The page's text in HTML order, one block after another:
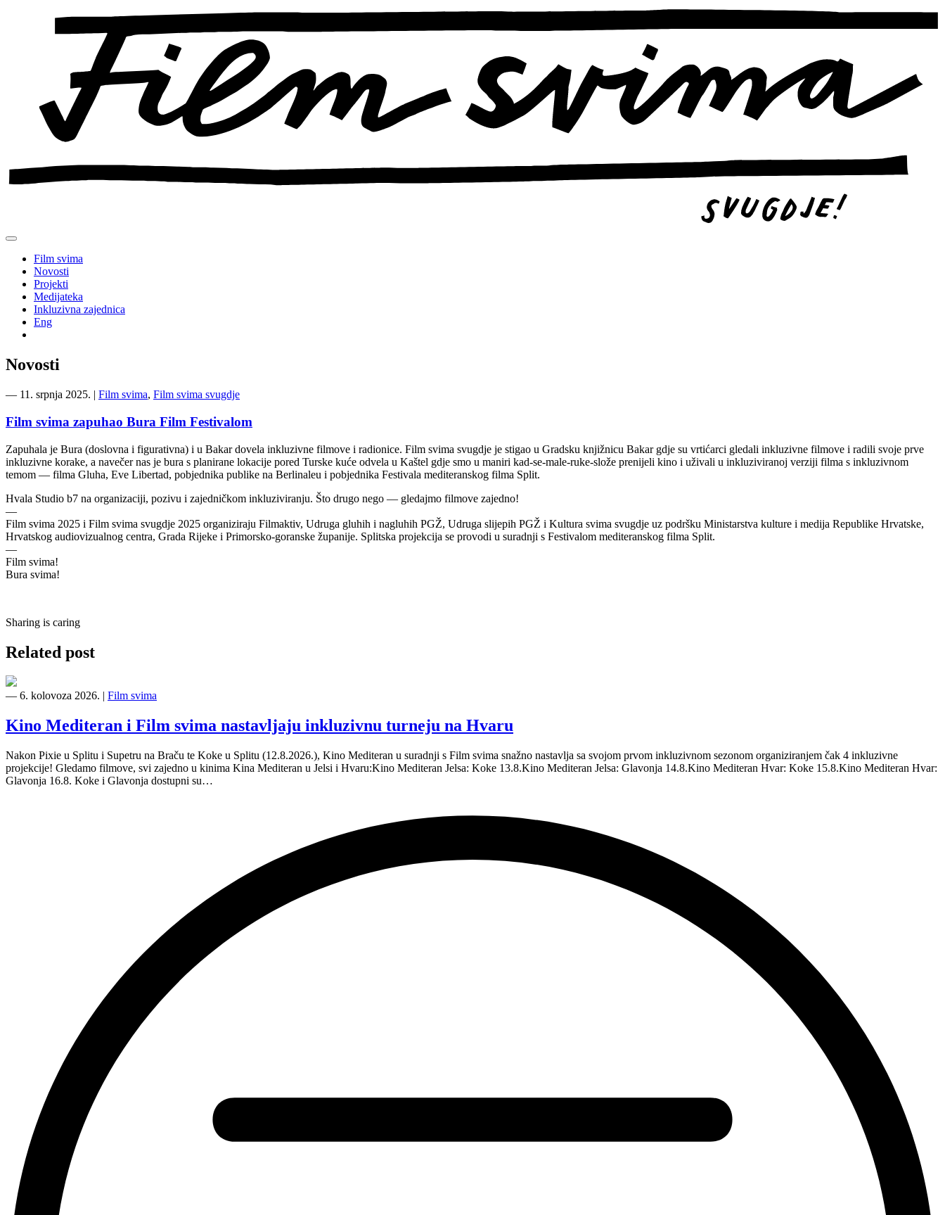
Film svima
Novosti
Projekti
Medijateka
Inkluzivna zajednica
Eng
Novosti
― 11. srpnja 2025. | Film svima, Film svima svugdje
Film svima zapuhao Bura Film Festivalom
Zapuhala je Bura (doslovna i figurativna) i u Bakar dovela inkluzivne filmove i radionice. Film svima svugdje je stigao u Gradsku knjižnicu Bakar gdje su vrtićarci gledali inkluzivne filmove i radili svoje prve
inkluzivne korake, a navečer nas je bura s planirane lokacije pored Turske kuće odvela u Kaštel gdje smo u maniri kad-se-male-ruke-slože prenijeli kino i uživali u inkluziviranoj verziji filma s inkluzivnom
temom — filma Gluha, Eve Libertad, pobjednika publike na Berlinaleu i pobjednika Festivala mediteranskog filma Split.
Hvala Studio b7 na organizaciji, pozivu i zajedničkom inkluziviranju. Što drugo nego — gledajmo filmove zajedno!
—
Film svima 2025 i Film svima svugdje 2025 organiziraju Filmaktiv, Udruga gluhih i nagluhih PGŽ, Udruga slijepih PGŽ i Kultura svima svugdje uz podršku Ministarstva kulture i medija Republike Hrvatske,
Hrvatskog audiovizualnog centra, Grada Rijeke i Primorsko-goranske županije. Splitska projekcija se provodi u suradnji s Festivalom mediteranskog filma Split.
—
Film svima!
Bura svima!
Sharing is caring
Related post
― 6. kolovoza 2026. Film svima
Kino Mediteran i Film svima nastavljaju inkluzivnu turneju na Hvaru
Nakon Pixie u Splitu i Supetru na Braču te Koke u Splitu (12.8.2026.), Kino Mediteran u suradnji s Film svima snažno nastavlja sa svojom prvom inkluzivnom sezonom organiziranjem čak 4 inkluzivne
projekcije! Gledamo filmove, svi zajedno u kinima Kina Mediteran u Jelsi i Hvaru:Kino Mediteran Jelsa: Koke 13.8.Kino Mediteran Jelsa: Glavonja 14.8.Kino Mediteran Hvar: Koke 15.8.Kino Mediteran Hvar:
Glavonja 16.8. Koke i Glavonja dostupni su…